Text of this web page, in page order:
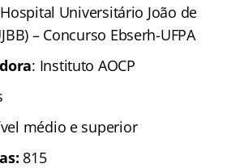
Universitário João de
– Concurso Ebserh-UFPA
: Instituto AOCP
médio e superior
815